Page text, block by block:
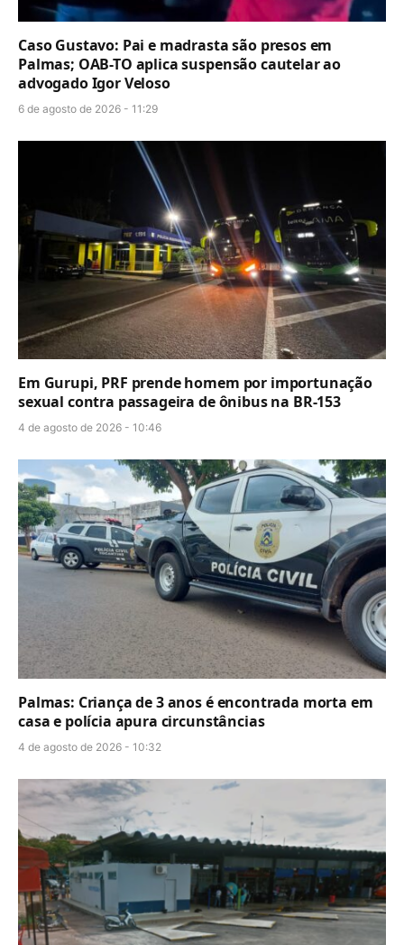
Caso Gustavo: Pai e madrasta são presos em
Palmas; OAB-TO aplica suspensão cautelar ao
advogado Igor Veloso
6 de agosto de 2026 - 11:29
Em Gurupi, PRF prende homem por importunação
sexual contra passageira de ônibus na BR-153
4 de agosto de 2026 - 10:46
Palmas: Criança de 3 anos é encontrada morta em
casa e polícia apura circunstâncias
4 de agosto de 2026 - 10:32